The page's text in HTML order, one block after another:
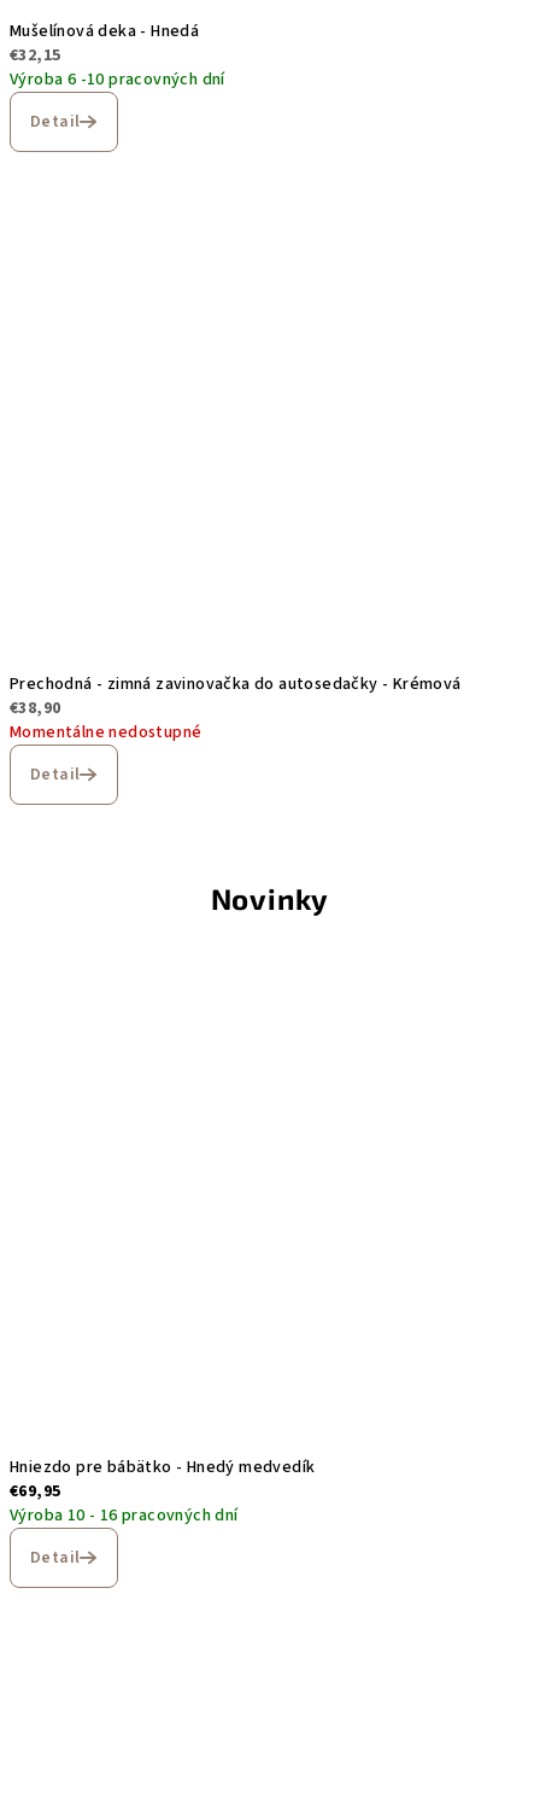
Mušelínová deka - Hnedá
€32,15
Výroba 6 -10 pracovných dní
Detail
Prechodná - zimná zavinovačka do autosedačky - Krémová
€38,90
Momentálne nedostupné
Detail
Novinky
Hniezdo pre bábätko - Hnedý medvedík
€69,95
Výroba 10 - 16 pracovných dní
Detail